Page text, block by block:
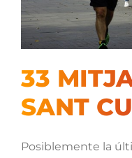
33
SANT
Posiblemente la